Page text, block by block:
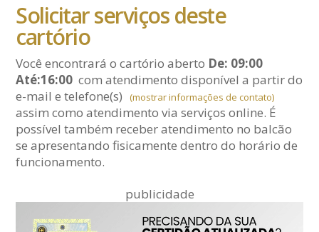
Solicitar serviços deste
cartório
Você encontrará o cartório aberto De: 09:00
Até:16:00 com atendimento disponível a partir do
e-maile telefone(s) (mostrar informações de contato)
assim como atendimento via serviços online. É
possível também receber atendimento no balcão
se apresentando fisicamente dentro do horário de
funcionamento.
publicidade